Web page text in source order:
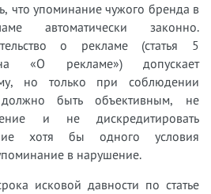
что упоминание чужого бренда в
автоматически законно.
о рекламе (статья 5
«О рекламе») допускает
но только при соблюдении
быть объективным, не
и не дискредитировать
хотя бы одного условия
в нарушение.
исковой давности по статье